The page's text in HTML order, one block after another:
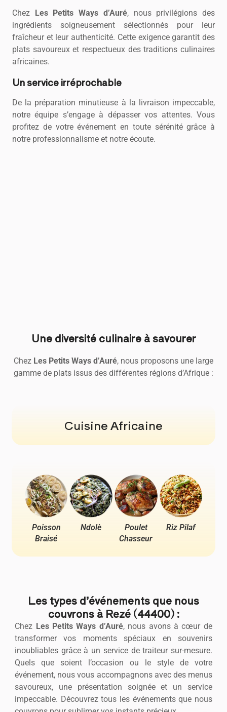
Chez Les Petits Ways d’Auré, nous privilégions des
ingrédients soigneusement sélectionnés pour leur
fraîcheur et leur authenticité. Cette exigence garantit des
plats savoureux et respectueux des traditions culinaires
africaines.
Un service irréprochable
De la préparation minutieuse à la livraison impeccable,
notre équipe s’engage à dépasser vos attentes. Vous
profitez de votre événement en toute sérénité grâce à
notre professionnalisme et notre écoute.
Une diversité culinaire à savourer
Chez Les Petits Ways d’Auré, nous proposons une large
gamme de plats issus des différentes régions d’Afrique :
Cuisine Africaine
Poisson
Braisé
Ndolè
Poulet
Chasseur
Riz Pilaf
Les types d’événements que nous
couvrons à Rezé (44400) :
Chez Les Petits Ways d’Auré, nous avons à cœur de
transformer vos moments spéciaux en souvenirs
inoubliables grâce à un service de traiteur sur-mesure.
Quels que soient l’occasion ou le style de votre
événement, nous vous accompagnons avec des menus
savoureux, une présentation soignée et un service
impeccable. Découvrez tous les événements que nous